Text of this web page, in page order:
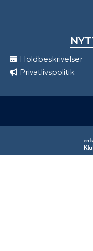
Holdbeskrivelser
Privatlivspolitik